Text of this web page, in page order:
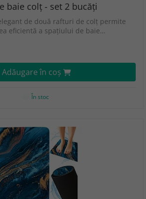
baie colț - set 2 bucăți
de două rafturi de colț permite
eficientă a spațiului de baie…
Adăugare în coş
În stoc